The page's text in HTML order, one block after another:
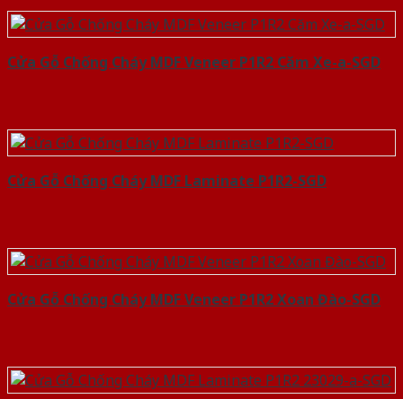
Cửa Gỗ Chống Cháy MDF Veneer P1R2 Căm Xe-a-SGD
Cửa Gỗ Chống Cháy MDF Laminate P1R2-SGD
Cửa Gỗ Chống Cháy MDF Veneer P1R2 Xoan Đào-SGD